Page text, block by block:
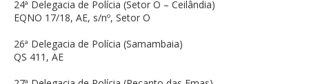
24ª Delegacia de Polícia (Setor O – Ceilândia)
EQNO 17/18, AE, s/nº, Setor O
26ª Delegacia de Polícia (Samambaia)
QS 411, AE